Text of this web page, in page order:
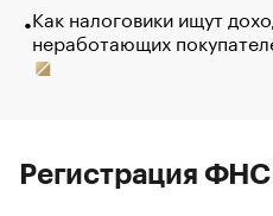
Как налоговики ищут
неработающих
Регистрация ФНС